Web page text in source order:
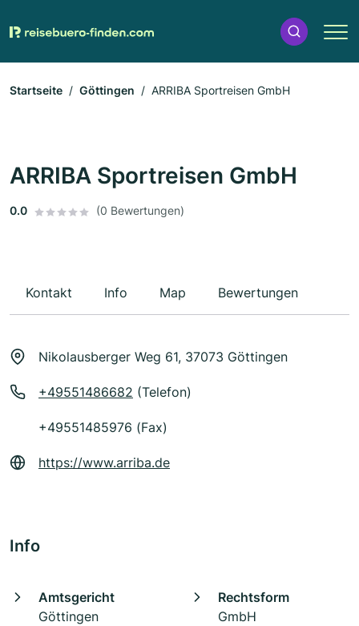
Startseite Göttingen ARRIBA Sportreisen GmbH
ARRIBA Sportreisen GmbH
0.0 (0 Bewertungen)
Kontakt Info Map Bewertungen
Nikolausberger Weg 61, 37073 Göttingen
+49551486682 (Telefon)
+49551485976 (Fax)
https://www.arriba.de
Info
Amtsgericht
Göttingen
Rechtsform
GmbH